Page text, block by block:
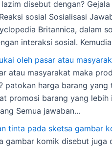
disebut dengan?
sosial Sosialisasi
Britannica, dalam
interaksi sosial.
oleh pasar atau
atau masyarakat maka
patokan harga barang
promosi barang yang lebih
Semua jawaban…
tinta pada sketsa gambar
gambar komik disebut juga